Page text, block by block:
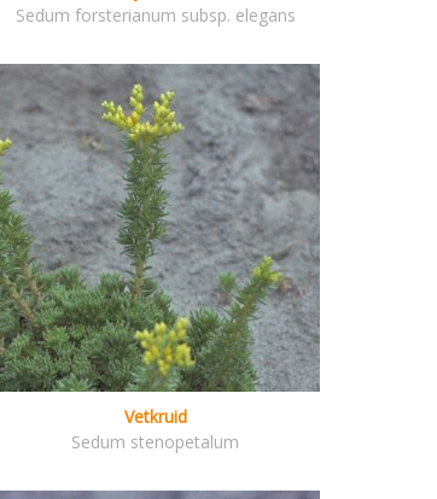
Sedum forsterianum subsp. elegans
Vetkruid
Sedum stenopetalum